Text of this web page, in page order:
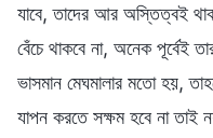
যাবে, তাদের আর অস্তিত্বই
বেঁচে থাকবে না, অনেক পূর্বেই
ভাসমান মেঘমালার মতো হয়,
যাপন করতে সক্ষম হবে না তাই